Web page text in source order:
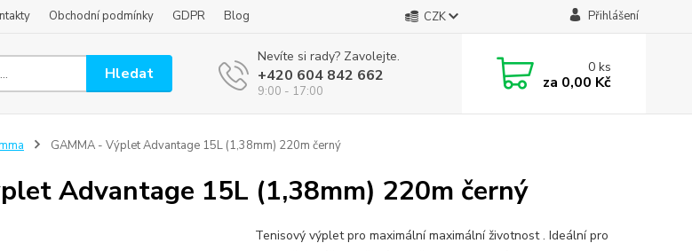
Obchodní podmínky GDPR Blog CZK Přihlášení
Hledat
Nevíte si rady? Zavolejte.
+420 604 842 662
9:00 - 17:00
0ks
za 0,00 Kč
GAMMA - Výplet Advantage 15L (1,38mm) 220m černý
Advantage 15L (1,38mm) 220m černý
Tenisový výplet pro maximální maximální životnost . Ideální pro